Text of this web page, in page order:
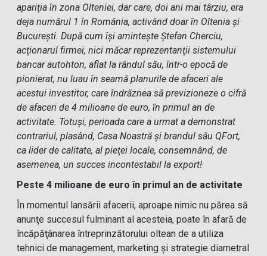
apariţia în zona Olteniei, dar care, doi ani mai târziu, era
deja numărul 1 în România, activând doar în Oltenia şi
Bucureşti. După cum îşi aminteşte Ştefan Cherciu,
acţionarul firmei, nici măcar reprezentanţii sistemului
bancar autohton, aflat la rândul său, într-o epocă de
pionierat, nu luau în seamă planurile de afaceri ale
acestui investitor, care îndrăznea să previzioneze o cifră
de afaceri de 4 milioane de euro, în primul an de
activitate. Totuşi, perioada care a urmat a demonstrat
contrariul, plasând, Casa Noastră şi brandul său QFort,
ca lider de calitate, al pieţei locale, consemnând, de
asemenea, un succes incontestabil la export!
Peste 4 milioane de euro în primul an de activitate
În momentul lansării afacerii, aproape nimic nu părea să
anunţe succesul fulminant al acesteia, poate în afară de
încăpăţânarea întreprinzătorului oltean de a utiliza
tehnici de management, marketing şi strategie diametral